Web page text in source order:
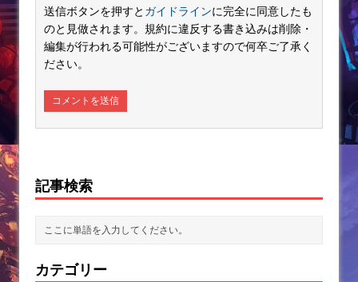
送信ボタンを押すと ガイドラインに完全に同意したも
のと見做されます。規約に違反する書き込みは削除・
編集が行われる可能性がございますので何卒ご了承く
ださい。
記事検索
カテゴリー